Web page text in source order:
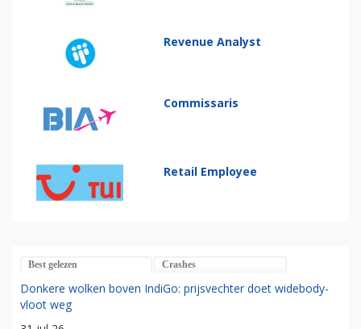
Revenue Analyst
Commissaris
Retail Employee
Best gelezen Crashes
Donkere wolken boven IndiGo: prijsvechter doet widebody-
vloot weg